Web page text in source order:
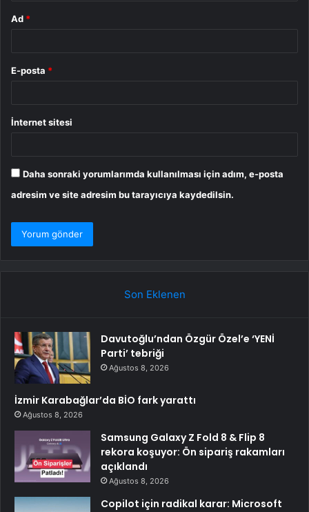
Ad *
E-posta *
İnternet sitesi
Daha sonraki yorumlarımda kullanılması için adım, e-posta
adresim ve site adresim bu tarayıcıya kaydedilsin.
Son Eklenen
Davutoğlu’ndan Özgür Özel’e ‘YENİ
Parti’ tebriği
Ağustos 8, 2026
İzmir Karabağlar’da BİO fark yarattı
Ağustos 8, 2026
Samsung Galaxy Z Fold 8 & Flip 8
rekora koşuyor: Ön sipariş rakamları
açıklandı
Ağustos 8, 2026
Copilot için radikal karar: Microsoft